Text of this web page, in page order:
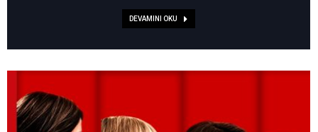
DEVAMINI OKU